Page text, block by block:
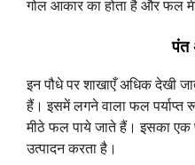
गोल आकार का होता है और फल
पंत
इन पौधे पर शाखाएँ अधिक देखी
हैं। इसमें लगने वाला फल पर्याप्त
मीठे फल पाये जाते हैं। इसका
उत्पादन करता है।